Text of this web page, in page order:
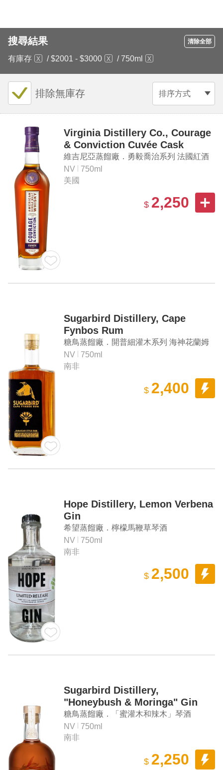
搜尋結果 清除全部
有庫存 / $2001 - $3000 / 750ml
排序方式
排除無庫存
Virginia Distillery Co., Courage
& Conviction Cuvée Cask
Single Malt American Whisky
維吉尼亞蒸餾廠．勇毅喬治系列 法國紅酒
桶 單一麥芽美國威士忌
NV
750ml
美國
$ 2,250
Sugarbird Distillery, Cape
Fynbos Rum
糖鳥蒸餾廠．開普細灌木系列 海神花蘭姆
酒
NV
750ml
南非
$ 2,400
Hope Distillery, Lemon Verbena
Gin
希望蒸餾廠．檸檬馬鞭草琴酒
NV
750ml
南非
$ 2,500
Sugarbird Distillery,
"Honeybush & Moringa" Gin
糖鳥蒸餾廠．「蜜灌木和辣木」琴酒
NV
750ml
南非
$ 2,250